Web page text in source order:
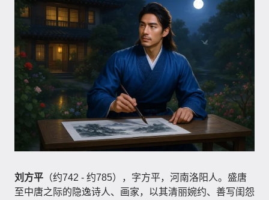
刘方平 （约742 - 约785），字方平，河南洛阳人。盛唐
至中唐之际的隐逸诗人、画家，以其清丽婉约、善写闺怨